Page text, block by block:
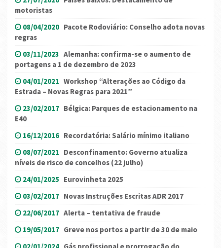
motoristas
08/04/2020 Pacote Rodoviário: Conselho adota novas
regras
03/11/2023 Alemanha: confirma-se o aumento de
portagens a 1 de dezembro de 2023
04/01/2021 Workshop “Alterações ao Código da
Estrada – Novas Regras para 2021”
23/02/2017 Bélgica: Parques de estacionamento na
E40
16/12/2016 Recordatória: Salário mínimo italiano
08/07/2021 Desconfinamento: Governo atualiza
níveis de risco de concelhos (22 julho)
24/01/2025 Eurovinheta 2025
03/02/2017 Novas Instruções Escritas ADR 2017
22/06/2017 Alerta – tentativa de fraude
19/05/2017 Greve nos portos a partir de 30 de maio